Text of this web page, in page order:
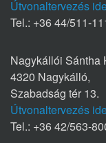
Útvonaltervezés
Tel.: +36 44/511-
Nagykállói Sántha
4320 Nagykálló,
Szabadság tér 13.
Útvonaltervezés
Tel.: +36 42/563-